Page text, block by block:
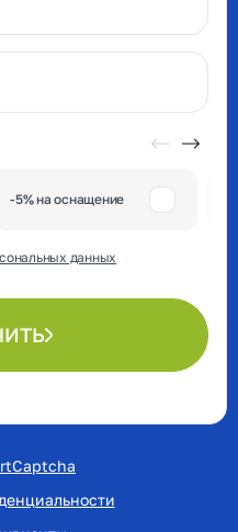
-5% на оснащение
данных